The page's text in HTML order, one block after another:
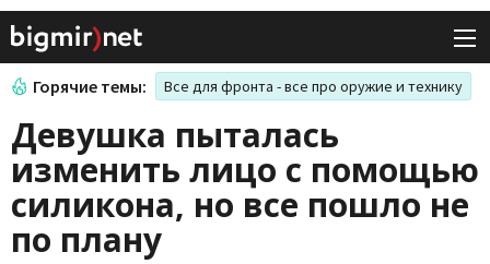
Горячие темы: Все для фронта - все про оружие и технику
Девушка пыталась
изменить лицо с помощью
силикона, но все пошло не
по плану